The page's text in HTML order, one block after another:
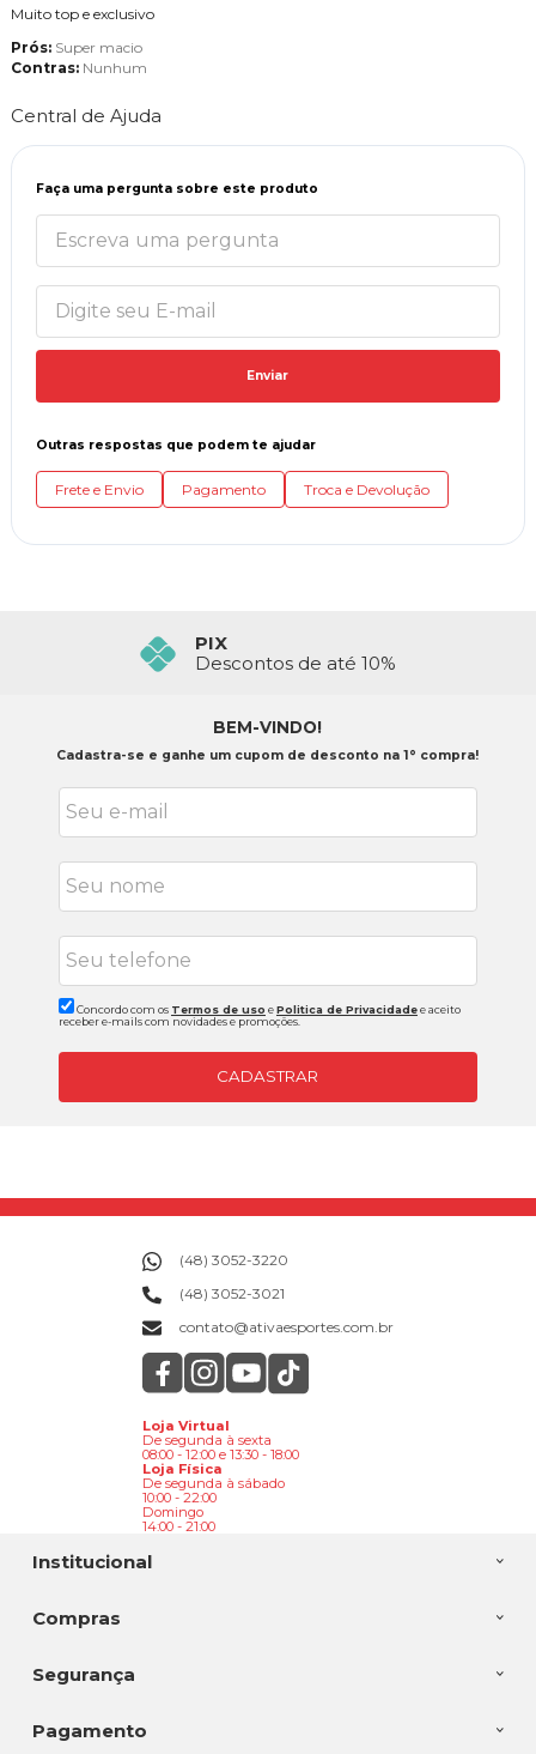
Muito top e exclusivo
Prós: Super macio
Contras: Nunhum
Central de Ajuda
Faça uma pergunta sobre este produto
Enviar
Outras respostas que podem te ajudar
Frete e Envio Pagamento Troca e Devolução
PIX
Descontos de até 10%
BEM-VINDO!
Cadastra-se e ganhe um cupom de desconto na 1° compra!
Concordo com os Termos de uso ePolitica de Privacidadee aceito
receber e-mails com novidades e promoções.
CADASTRAR
Institucional
Compras
(48) 3052-3220
(48) 3052-3021
contato@ativaesportes.com.br
Loja Virtual
De segunda à sexta
08:00 - 12:00 e 13:30 - 18:00
Loja Física
De segunda à sábado
10:00 - 22:00
Domingo
14:00 - 21:00
Segurança
Pagamento